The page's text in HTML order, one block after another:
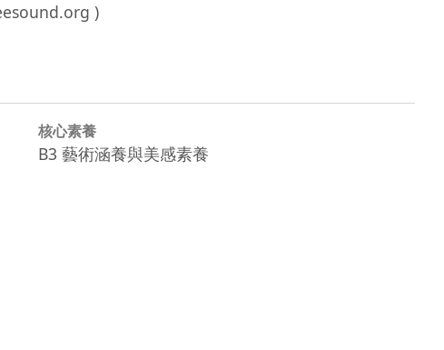
核心素養
B3 藝術涵養與美感素養